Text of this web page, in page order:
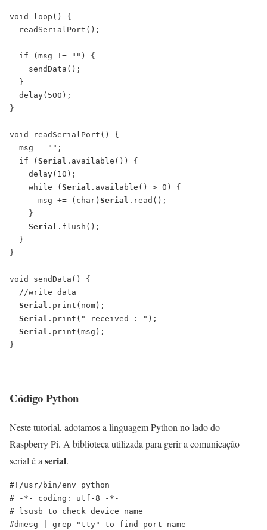
void loop() {
}
void readSerialPort() {
if (Serial .available()) {
while (Serial .available() > 0) {
msg += (char) Serial .read();
Serial .flush();
}
void sendData() {
Serial .print(nom);
Serial .print(" received : ");
Serial .print(msg);
}
Código Python
Neste tutorial, adotamos a linguagem Python no lado do
Raspberry Pi. A biblioteca utilizada para gerir a comunicação
serial é a serial.
#!/usr/bin/env python
# -*- coding: utf-8 -*-
# lsusb to check device name
#dmesg | grep "tty" to find port name